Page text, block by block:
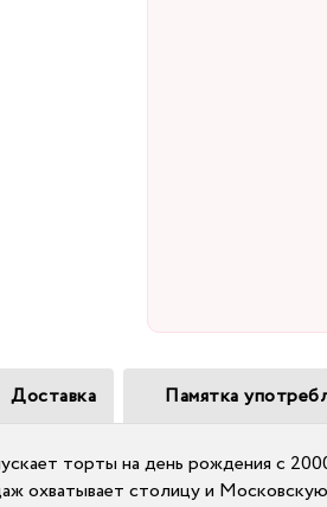
Доставка Памятка
торты на день рождения с
охватывает столицу и